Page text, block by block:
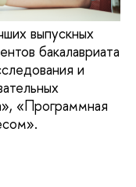
выпускных
бакалавриата
и
«Программная